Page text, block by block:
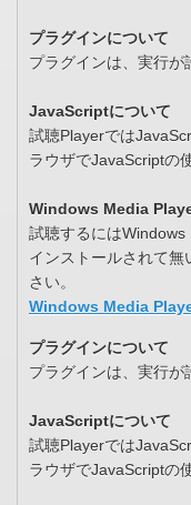
プラグインについて
プラグインは、実行が
JavaScriptについて
試聴Playerでは
ラウザでJavaScriptの
Windows Media
試聴するにはWindows
インストールされて
さい。
Windows Media
プラグインについて
プラグインは、実行が
JavaScriptについて
試聴Playerでは
ラウザでJavaScriptの